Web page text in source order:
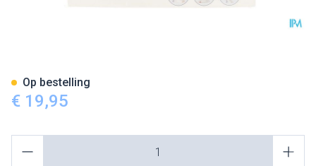
€ 19,95
Op bestelling